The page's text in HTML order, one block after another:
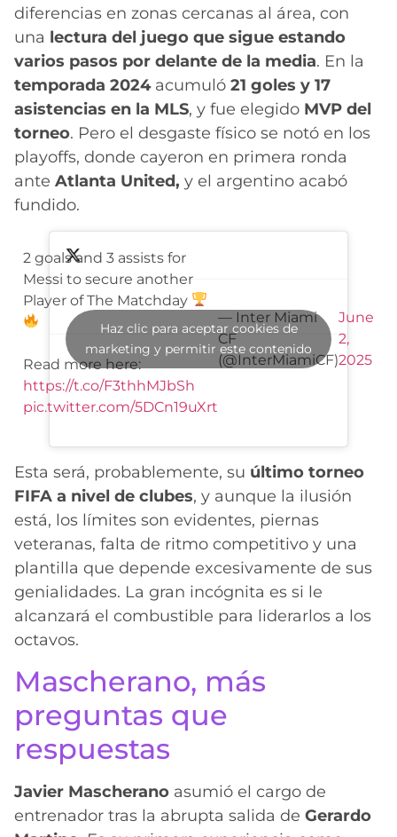
diferencias en zonas cercanas al área, con
una lectura del juego que sigue estando
varios pasos por delante de la media. En la
temporada 2024acumuló 21 goles y 17
asistencias en la MLS, y fue elegido MVP del
torneo. Pero el desgaste físico se notó en los
playoffs, donde cayeron en primera ronda
ante Atlanta United, y el argentino acabó
fundido.
2 goals and 3 assists for
Messi to secure another
Player of The Matchday
Read more here:
https://t.co/F3thhMJbSh
pic.twitter.com/5DCn19uXrt
— Inter Miami
CF
(@InterMiamiCF)
June
2,
2025
Haz clic para aceptar cookies de
marketing y permitir este contenido
Esta será, probablemente, su último torneo
FIFA a nivel de clubes, y aunque la ilusión
está, los límites son evidentes, piernas
veteranas, falta de ritmo competitivo y una
plantilla que depende excesivamente de sus
genialidades. La gran incógnita es si le
alcanzará el combustible para liderarlos a los
octavos.
Mascherano, más
preguntas que
respuestas
Javier Mascherano asumió el cargo de
entrenador tras la abrupta salida de Gerardo